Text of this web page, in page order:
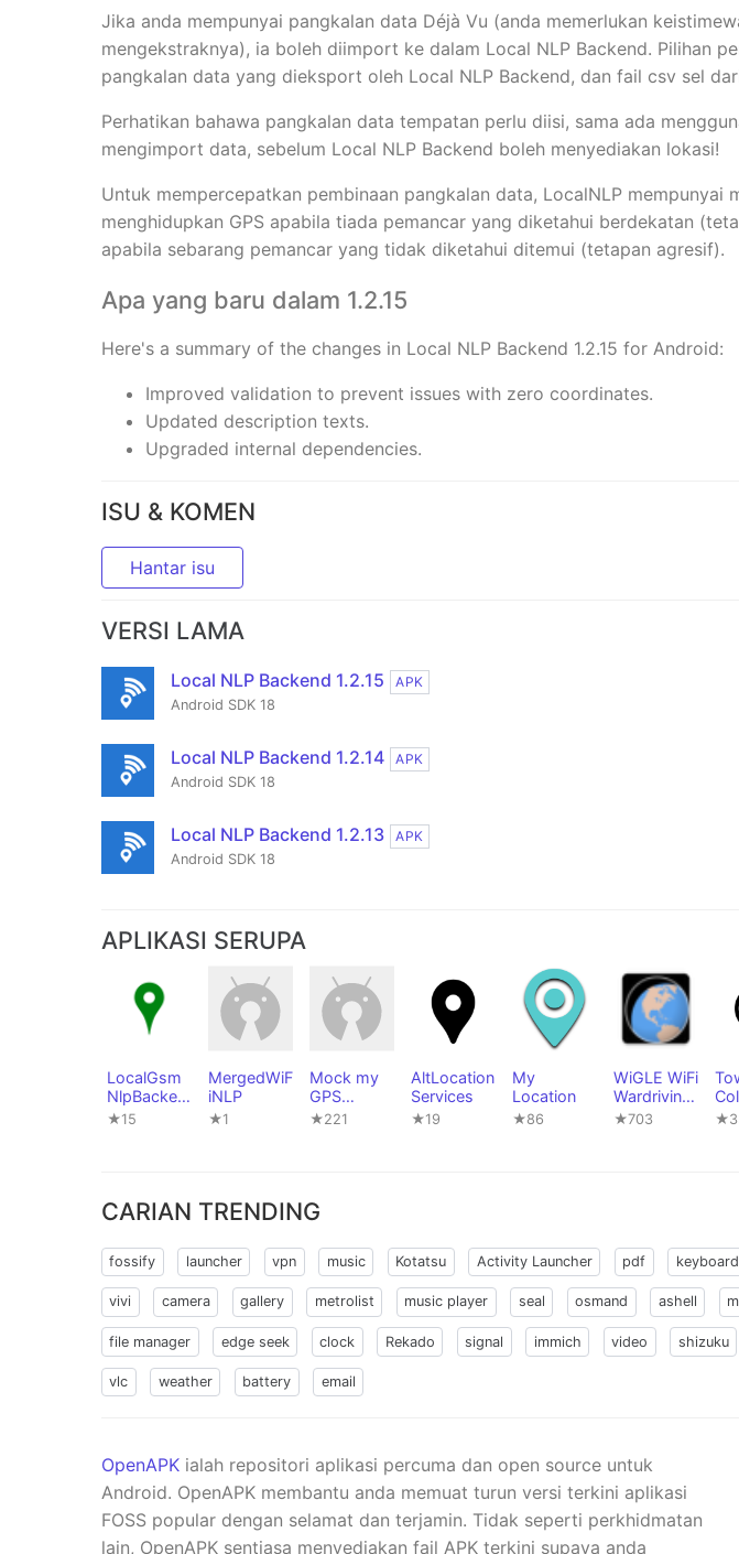
Jika anda mempunyai pangkalan data Déjà Vu (anda memerlukan
mengekstraknya), ia boleh diimport ke dalam Local NLP Backend. Pilihan
pangkalan data yang dieksport oleh Local NLP Backend, dan fail csv sel
Perhatikan bahawa pangkalan data tempatan perlu diisi, sama ada
mengimport data, sebelum Local NLP Backend boleh menyediakan lokasi!
Untuk mempercepatkan pembinaan pangkalan data, LocalNLP mempunyai
menghidupkan GPS apabila tiada pemancar yang diketahui berdekatan
apabila sebarang pemancar yang tidak diketahui ditemui (tetapan agresif).
Apa yang baru dalam 1.2.15
Here's a summary of the changes in Local NLP Backend 1.2.15 for Android:
Improved validation to prevent issues with zero coordinates.
Updated description texts.
Upgraded internal dependencies.
ISU & KOMEN
Hantar isu
VERSI LAMA
Local NLP Backend 1.2.15
APK
Android SDK 18
Local NLP Backend 1.2.14
APK
Android SDK 18
Local NLP Backend 1.2.13
APK
Android SDK 18
APLIKASI SERUPA
LocalGsm
NlpBacken
d
★15
MergedWiF
iNLP
★1
Mock my
GPS
UnifiedNlp
★221
AltLocation
Services
★19
My
Location
★86
WiGLE WiFi
Wardriving
FOSS
★703
CARIAN TRENDING
fossify launcher vpn music Kotatsu Activity Launcher pdf keyboard
vivi camera gallery metrolist music player seal osmand ashell
file manager edge seek clock Rekado signal immich video shizuku
vlc weather battery email
OpenAPK ialah repositori aplikasi percuma dan open source untuk
Android. OpenAPK membantu anda memuat turun versi terkini aplikasi
FOSS popular dengan selamat dan terjamin. Tidak seperti perkhidmatan
lain, OpenAPK sentiasa menyediakan fail APK terkini supaya anda